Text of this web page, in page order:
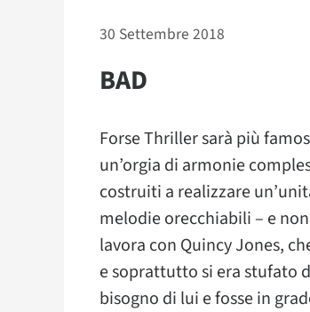
30 Settembre 2018
BAD
Forse Thriller sarà più
un’orgia di armonie
costruiti a realizzare
melodie orecchiabili – e
lavora con Quincy Jones,
e soprattutto si era stufato
bisogno di lui e fosse in